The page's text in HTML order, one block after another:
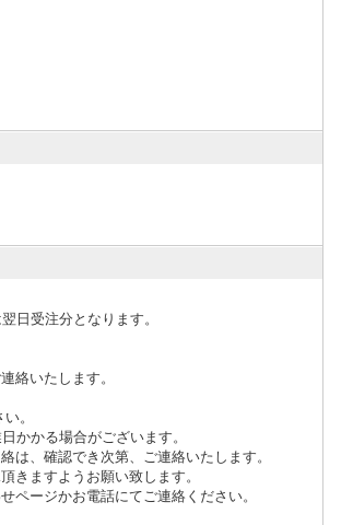
日受注分となります。
絡いたします。
。
かかる場合がございます。
は、確認でき次第、ご連絡いたします。
ますようお願い致します。
ページかお電話にてご連絡ください。